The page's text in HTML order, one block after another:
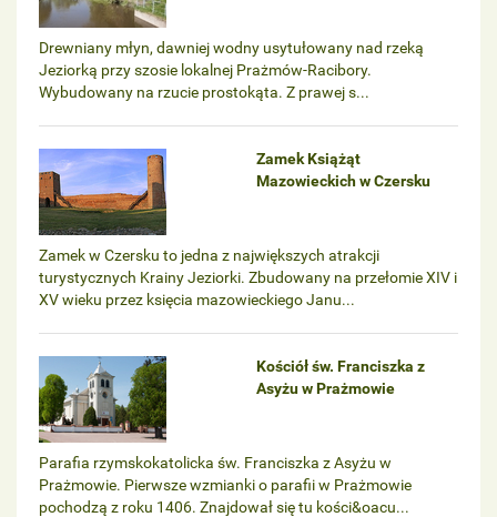
Drewniany młyn, dawniej wodny usytułowany nad rzeką
Jeziorką przy szosie lokalnej Prażmów-Racibory.
Wybudowany na rzucie prostokąta. Z prawej s...
Zamek Książąt
Mazowieckich w Czersku
Zamek w Czersku to jedna z największych atrakcji
turystycznych Krainy Jeziorki. Zbudowany na przełomie XIV i
XV wieku przez księcia mazowieckiego Janu...
Kościół św. Franciszka z
Asyżu w Prażmowie
Parafia rzymskokatolicka św. Franciszka z Asyżu w
Prażmowie. Pierwsze wzmianki o parafii w Prażmowie
pochodzą z roku 1406. Znajdował się tu kości&oacu...